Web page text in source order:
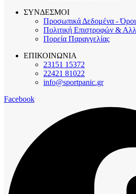
ΣΥΝΔΕΣΜΟΙ
Προσωπικά Δεδομένα -
Πολιτική Επιστροφών &
Πορεία Παραγγελίας
ΕΠΙΚΟΙΝΩΝΙΑ
23151 15372
22421 81022
info@sportpanic.gr
Facebook